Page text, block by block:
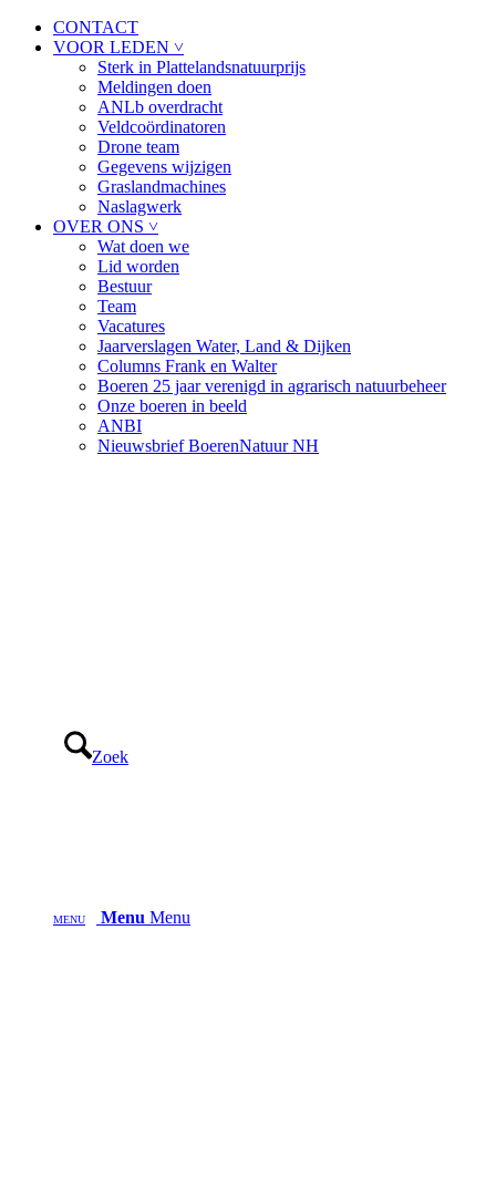
CONTACT
VOOR LEDEN ˅
Sterk in Plattelandsnatuurprijs
Meldingen doen
ANLb overdracht
Veldcoördinatoren
Drone team
Gegevens wijzigen
Graslandmachines
Naslagwerk
OVER ONS ˅
Wat doen we
Lid worden
Bestuur
Team
Vacatures
Jaarverslagen Water, Land & Dijken
Columns Frank en Walter
Boeren 25 jaar verenigd in agrarisch natuurbeheer
Onze boeren in beeld
ANBI
Nieuwsbrief BoerenNatuur NH
Zoek
Menu Menu